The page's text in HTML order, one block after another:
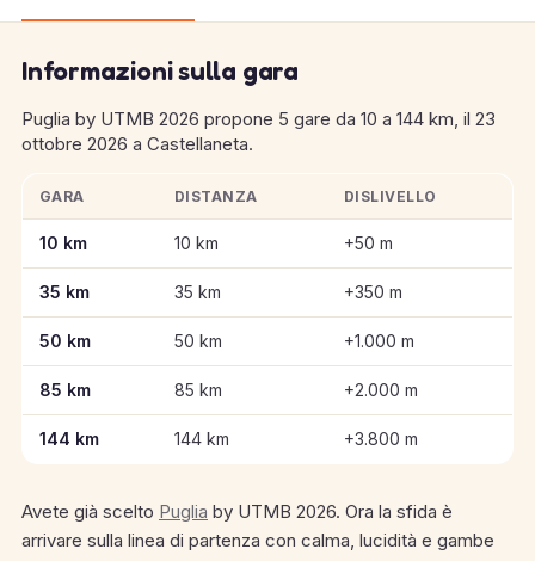
Informazioni sulla gara
Puglia by UTMB 2026 propone 5 gare da 10 a 144 km, il 23
ottobre 2026 a Castellaneta.
Informazioni chiave sulle gare di Puglia by UTMB 2026
GARA DISTANZA DISLIVELLO
10 km 10 km +50 m
35 km 35 km +350 m
50 km 50 km +1.000 m
85 km 85 km +2.000 m
144 km 144 km +3.800 m
Avete già scelto Puglia by UTMB 2026. Ora la sfida è
arrivare sulla linea di partenza con calma, lucidità e gambe